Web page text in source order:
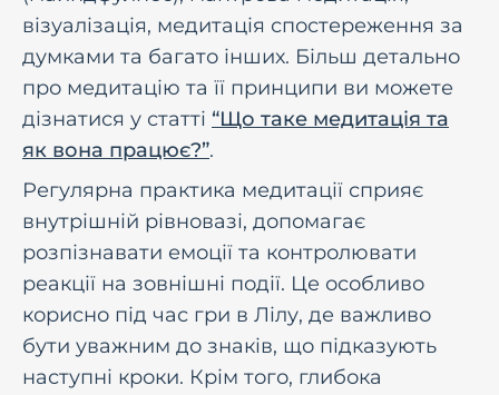
візуалізація, медитація спостереження за
думками та багато інших. Більш детально
про медитацію та її принципи ви можете
дізнатися у статті “Що таке медитація та
як вона працює?”.
Регулярна практика медитації сприяє
внутрішній рівновазі, допомагає
розпізнавати емоції та контролювати
реакції на зовнішні події. Це особливо
корисно під час гри в Лілу, де важливо
бути уважним до знаків, що підказують
наступні кроки. Крім того, глибока